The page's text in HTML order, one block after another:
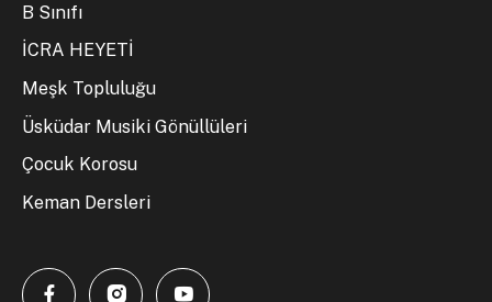
B Sınıfı
İCRA HEYETİ
Meşk Topluluğu
Üsküdar Musiki Gönüllüleri
Çocuk Korosu
Keman Dersleri